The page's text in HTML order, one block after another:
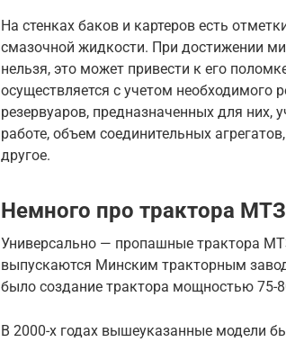
На стенках баков и картеров есть
смазочной жидкости. При достижении
нельзя, это может привести к его
осуществляется с учетом необходимого
резервуаров, предназначенных для них,
работе, объем соединительных
другое.
Немного про трактора
Универсально — пропашные трактора
выпускаются Минским тракторным
было создание трактора мощностью 75-
В 2000-х годах вышеуказанные модели